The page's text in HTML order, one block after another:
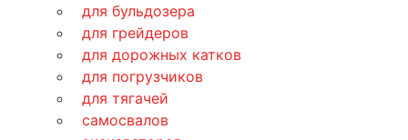
для бульдозера
для грейдеров
для дорожных катков
для погрузчиков
для тягачей
самосвалов